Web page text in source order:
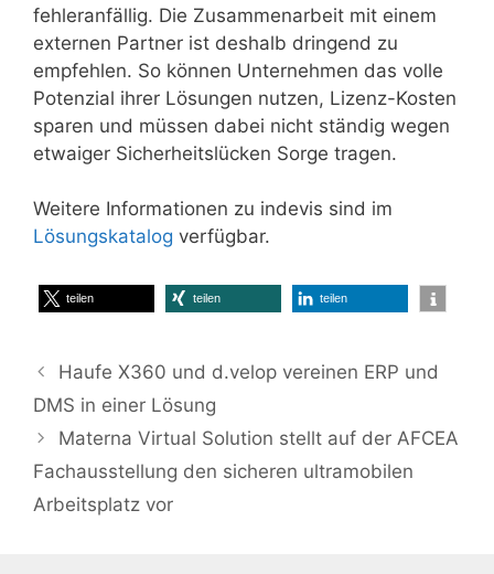
fehleranfällig. Die Zusammenarbeit mit einem
externen Partner ist deshalb dringend zu
empfehlen. So können Unternehmen das volle
Potenzial ihrer Lösungen nutzen, Lizenz-Kosten
sparen und müssen dabei nicht ständig wegen
etwaiger Sicherheitslücken Sorge tragen.
Weitere Informationen zu indevis sind im
Lösungskatalog verfügbar.
teilen teilen teilen
Haufe X360 und d.velop vereinen ERP und
DMS in einer Lösung
Materna Virtual Solution stellt auf der AFCEA
Fachausstellung den sicheren ultramobilen
Arbeitsplatz vor